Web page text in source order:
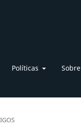
Políticas Sobre